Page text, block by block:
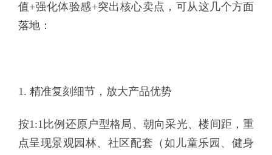
值+强化体验感+突出核心卖点，可从这几个方面
落地：
1. 精准复刻细节，放大产品优势
按1:1比例还原户型格局、朝向采光、楼间距，重
点呈现景观园林、社区配套（如儿童乐园、健身